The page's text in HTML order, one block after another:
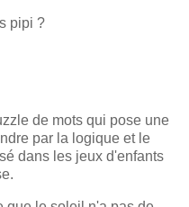
pipi ?
de mots qui pose une
par la logique et le
dans les jeux d'enfants